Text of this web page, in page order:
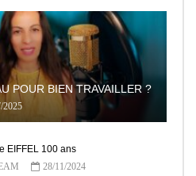
POUR BIEN TRAVAILLER ?
2025
EIFFEL 100 ans
28/11/2024